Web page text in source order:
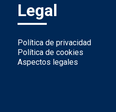
Legal
Política de privacidad
Política de cookies
Aspectos legales